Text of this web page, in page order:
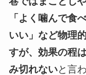
「よく噛んで食
いい」など物理
すが、効果の程
み切れないと言